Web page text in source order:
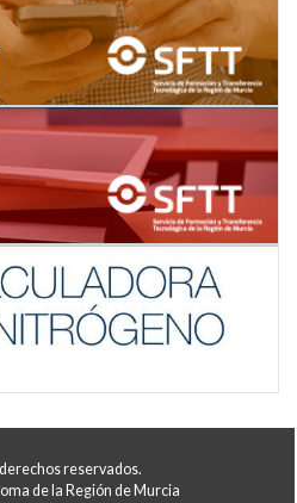
reservados.
de la Región de Murcia